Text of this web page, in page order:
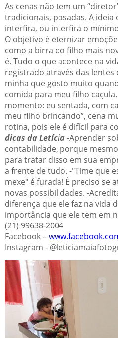
As cenas não tem um
tradicionais, posadas. A ideia
interfira, ou interfira o
O objetivo é eternizar
como a birra do filho mais
é. Tudo o que acontece na
registrado através das lentes
minha que gosto muito
comida para meu filho
momento: eu sentada, com
meu filho brincando”, cena
rotina, pois ele é difícil para
dicas da Letícia -Aprender
contabilidade, porque
para tratar disso em sua
a frente de tudo. -"Time que
mexe" é furada! É preciso se
novas possibilidades. -
diferença que ele faz na vida
importância que ele tem em
(21) 99638-2004
Facebook –
Instagram -